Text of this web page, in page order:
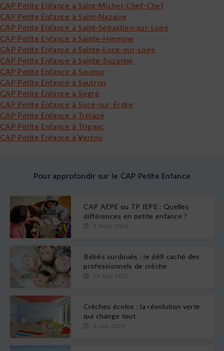
CAP Petite Enfance à Saint-Michel-Chef-Chef
CAP Petite Enfance à Saint-Nazaire
CAP Petite Enfance à Saint-Sébastien-sur-Loire
CAP Petite Enfance à Sainte-Hermine
CAP Petite Enfance à Sainte-Luce-sur-Loire
CAP Petite Enfance à Sainte-Suzanne
CAP Petite Enfance à Saumur
CAP Petite Enfance à Sautron
CAP Petite Enfance à Segré
CAP Petite Enfance à Sucé-sur-Erdre
CAP Petite Enfance à Trélazé
CAP Petite Enfance à Trignac
CAP Petite Enfance à Vertou
Pour approfondir sur le CAP Petite Enfance
CAP AEPE ou TP IEPE : Quelles
différences en petite enfance ?
3 Août 2026
Bébés surdoués : le défi caché des
professionnels de crèche
11 Sep 2025
Crèches écolos : la révolution verte
qui change tout
6 Sep 2025